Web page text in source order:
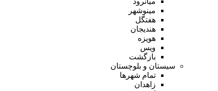
مینوشهر
هفتگل
هندیجان
هویزه
ویس
بازگشت
سیستان و بلوچستان
تمام شهر‌ها
زاهدان